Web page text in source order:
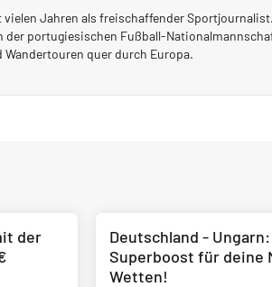
Jahren als freischaffender
der portugiesischen Fußball-
quer durch Europa.
der
Deutschland -
Superboost für deine
Wetten!